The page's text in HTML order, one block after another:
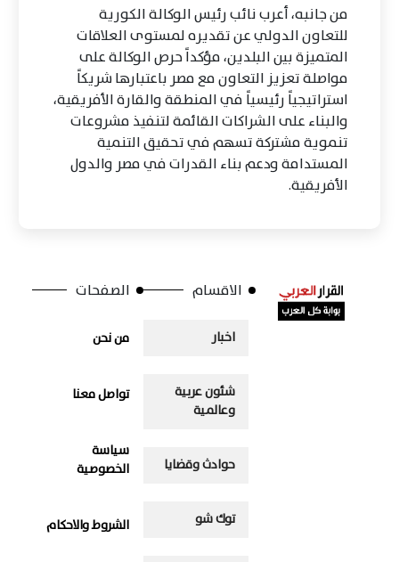
من جانبه، أعرب نائب رئيس الوكالة الكورية
للتعاون الدولي عن تقديره لمستوى العلاقات
المتميزة بين البلدين، مؤكداً حرص الوكالة على
مواصلة تعزيز التعاون مع مصر باعتبارها شريكاً
استراتيجياً رئيسياً في المنطقة والقارة الأفريقية،
والبناء على الشراكات القائمة لتنفيذ مشروعات
تنموية مشتركة تسهم في تحقيق التنمية
المستدامة ودعم بناء القدرات في مصر والدول
الأفريقية.
الاقسام
اخبار
شئون عربية
وعالمية
حوادث وقضايا
توك شو
الصفحات
من نحن
تواصل معنا
سياسة
الخصوصية
الشروط والاحكام